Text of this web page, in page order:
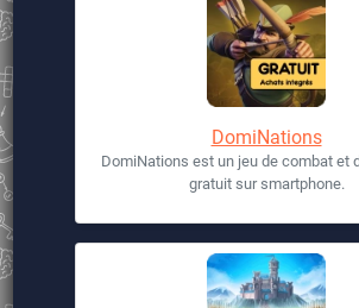
DomiNations
DomiNations est un jeu de combat et
gratuit sur smartphone.